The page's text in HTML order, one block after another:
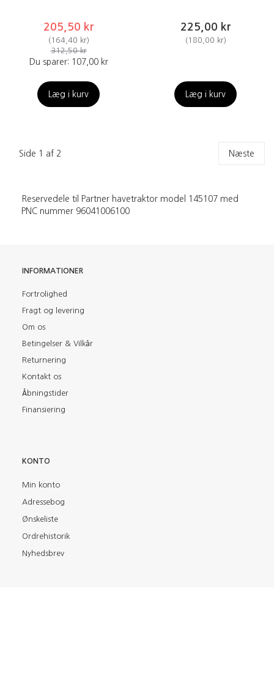
205,50 kr
(164,40 kr)
312,50 kr
Du sparer: 107,00 kr
Læg i kurv
225,00 kr
(180,00 kr)
Læg i kurv
Side 1 af 2 Næste
Reservedele til Partner havetraktor model 145107 med
PNC nummer 96041006100
INFORMATIONER
Fortrolighed
Fragt og levering
Om os
Betingelser & Vilkår
Returnering
Kontakt os
Åbningstider
Finansiering
KONTO
Min konto
Adressebog
Ønskeliste
Ordrehistorik
Nyhedsbrev